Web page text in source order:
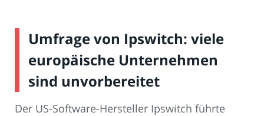
Umfrage von Ipswitch: viele
europäische Unternehmen
sind unvorbereitet
Der US-Software-Hersteller Ipswitch führte